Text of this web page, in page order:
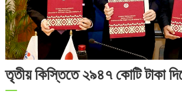
তৃতীয় কিস্তিতে ২৯৪৭ কোটি টাকা